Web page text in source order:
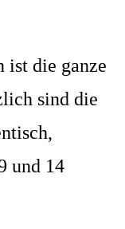
ist die ganze
sind die
und 14